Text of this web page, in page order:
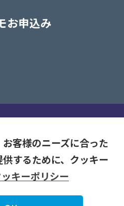
お申込み
客様のニーズに合った
するために、クッキー
キーポリシー